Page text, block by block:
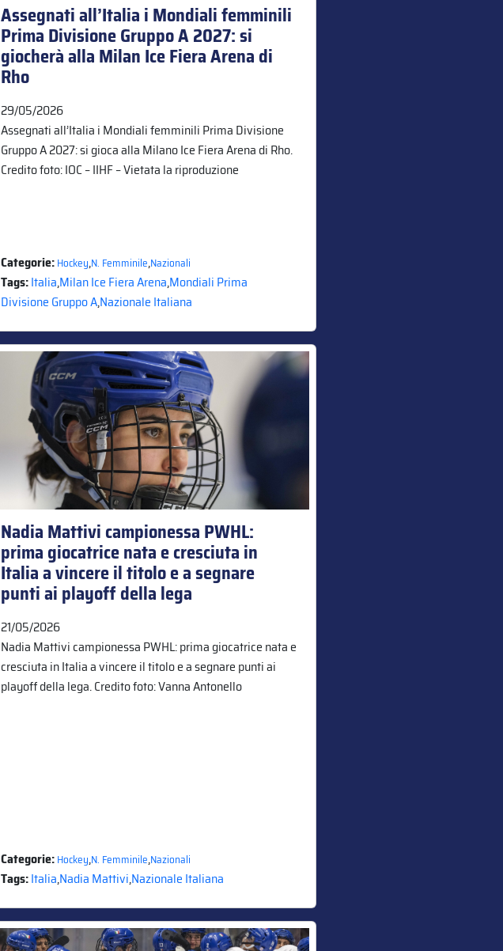
Assegnati all’Italia i Mondiali femminili
Prima Divisione Gruppo A 2027: si
giocherà alla Milan Ice Fiera Arena di
Rho
29/05/2026
Assegnati all’Italia i Mondiali femminili Prima Divisione
Gruppo A 2027: si gioca alla Milano Ice Fiera Arena di Rho.
Credito foto: IOC – IIHF – Vietata la riproduzione
Categorie:Hockey,N. Femminile,Nazionali
Tags:Italia,Milan Ice Fiera Arena,Mondiali Prima
Divisione Gruppo A,Nazionale Italiana
Nadia Mattivi campionessa PWHL:
prima giocatrice nata e cresciuta in
Italia a vincere il titolo e a segnare
punti ai playoff della lega
21/05/2026
Nadia Mattivi campionessa PWHL: prima giocatrice nata e
cresciuta in Italia a vincere il titolo e a segnare punti ai
playoff della lega. Credito foto: Vanna Antonello
Categorie:Hockey,N. Femminile,Nazionali
Tags:Italia,Nadia Mattivi,Nazionale Italiana